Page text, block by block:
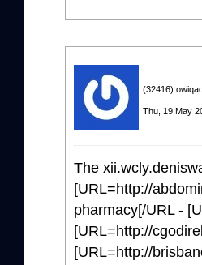
(32416)
Thu, 19 May
The
[URL=http://
pharmacy[/URL -
[URL=http://
[URL=http://